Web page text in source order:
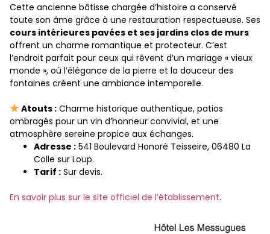
Cette ancienne bâtisse chargée d’histoire a conservé
toute son âme grâce à une restauration respectueuse. Ses
cours intérieures pavées et ses jardins clos de murs
offrent un charme romantique et protecteur. C’est
l’endroit parfait pour ceux qui rêvent d’un mariage « vieux
monde », où l’élégance de la pierre et la douceur des
fontaines créent une ambiance intemporelle.
Atouts :Charme historique authentique, patios
ombragés pour un vin d’honneur convivial, et une
atmosphère sereine propice aux échanges.
Adresse : 541 Boulevard Honoré Teisseire, 06480 La
Colle sur Loup.
Tarif : Sur devis.
En savoir plus sur le site officiel de l’établissement.